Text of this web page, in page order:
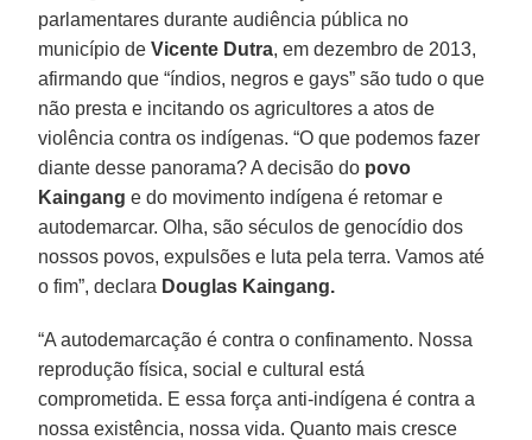
parlamentares durante audiência pública no
município deVicente Dutra, em dezembro de 2013,
afirmando que “índios, negros e gays” são tudo o que
não presta e incitando os agricultores a atos de
violência contra os indígenas. “O que podemos fazer
diante desse panorama? A decisão do povo
Kaingang e do movimento indígena é retomar e
autodemarcar. Olha, são séculos de genocídio dos
nossos povos, expulsões e luta pela terra. Vamos até
o fim”, declara Douglas Kaingang.
“A autodemarcação é contra o confinamento. Nossa
reprodução física, social e cultural está
comprometida. E essa força anti-indígena é contra a
nossa existência, nossa vida. Quanto mais cresce